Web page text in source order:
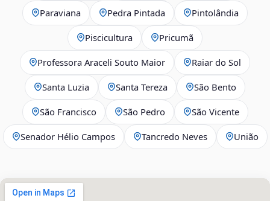
Paraviana Pedra Pintada Pintolândia
Piscicultura Pricumã
Professora Araceli Souto Maior Raiar do Sol
Santa Luzia Santa Tereza São Bento
São Francisco São Pedro São Vicente
Senador Hélio Campos Tancredo Neves União